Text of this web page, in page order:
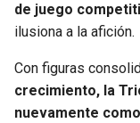
de juego
ilusiona a la afición.
Con figuras
crecimiento, la
nuevamente